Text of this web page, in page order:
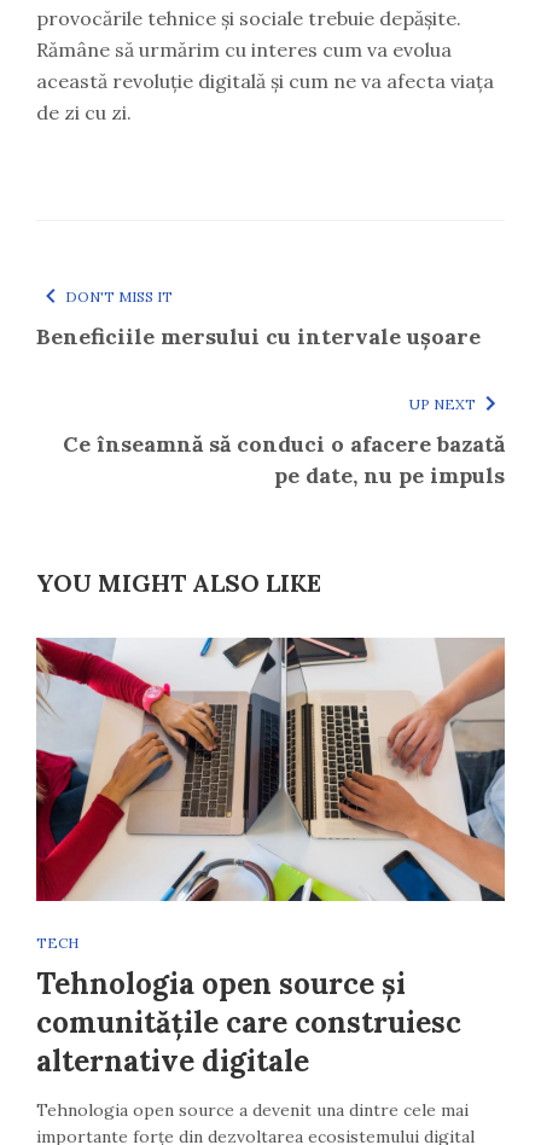
provocările tehnice și sociale trebuie depășite.
Rămâne să urmărim cu interes cum va evolua
această revoluție digitală și cum ne va afecta viața
de zi cu zi.
DON'T MISS IT
Beneficiile mersului cu intervale ușoare
UP NEXT
Ce înseamnă să conduci o afacere bazată
pe date, nu pe impuls
YOU MIGHT ALSO LIKE
TECH
Tehnologia open source și
comunitățile care construiesc
alternative digitale
Tehnologia open source a devenit una dintre cele mai
importante forțe din dezvoltarea ecosistemului digital